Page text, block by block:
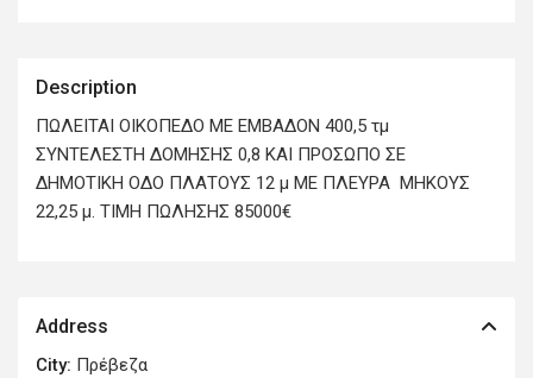
Description
ΠΩΛΕΙΤΑΙ ΟΙΚΟΠΕΔΟ ΜΕ ΕΜΒΑΔΟΝ 400,5 τμ
ΣΥΝΤΕΛΕΣΤΗ ΔΟΜΗΣΗΣ 0,8 ΚΑΙ ΠΡΟΣΩΠΟ ΣΕ
ΔΗΜΟΤΙΚΗ ΟΔΟ ΠΛΑΤΟΥΣ 12 μ ΜΕ ΠΛΕΥΡΑ ΜΗΚΟΥΣ
22,25 μ. ΤΙΜΗ ΠΩΛΗΣΗΣ 85000€
Address
City: Πρέβεζα